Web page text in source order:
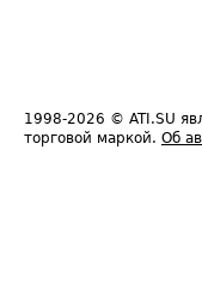
1998-2026 © ATI.SU
торговой маркой. Об